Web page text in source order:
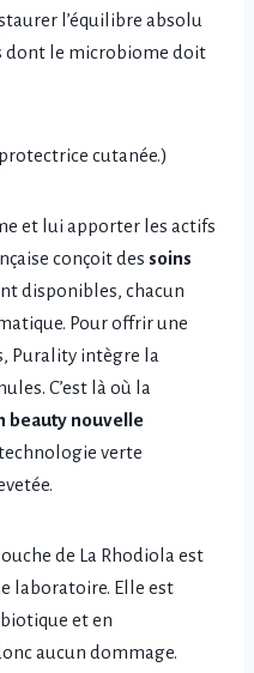
l’équilibre absolu
dont le microbiome doit
cutanée.)
et lui apporter les actifs
conçoit des soins
disponibles, chacun
Pour offrir une
Purality intègre la
C’est là où la
beauty nouvelle
verte
de La Rhodiola est
laboratoire. Elle est
et en
aucun dommage.